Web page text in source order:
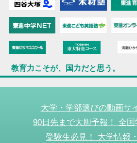
教育力こそが、国力だと思う。
大学・学部選びの動画サ
90日先まで大胆予報！ 全
受験生必見！ 大学情報